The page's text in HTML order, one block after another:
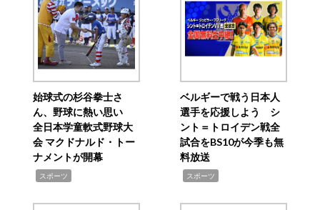
始球式の杉谷拳士さ
ん、野球に熱い思い
全日本学童軟式野球大
会 マクドナルド・トー
ナメントが開幕
スポーツ
ベルギーで戦う日本人
選手を応援しよう シ
ント＝トロイデン戦全
試合をBS10が今季も無
料放送
スポーツ